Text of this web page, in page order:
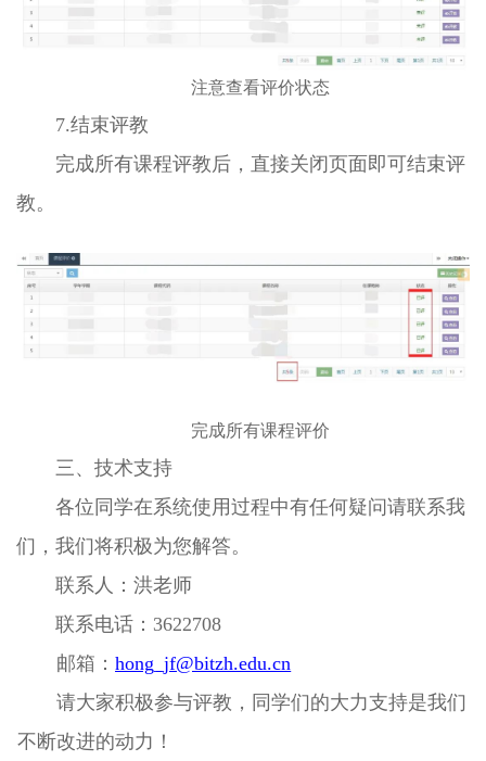
注意查看评价状态
7.结束评教
完成所有课程评教后，直接关闭页面即可结束评
教。
完成所有课程评价
三、技术支持
各位同学在系统使用过程中有任何疑问请联系我
们，我们将积极为您解答。
联系人：洪老师
联系电话：3622708
邮箱：hong_jf@bitzh.edu.cn
请大家积极参与评教，同学们的大力支持是我们
不断改进的动力！